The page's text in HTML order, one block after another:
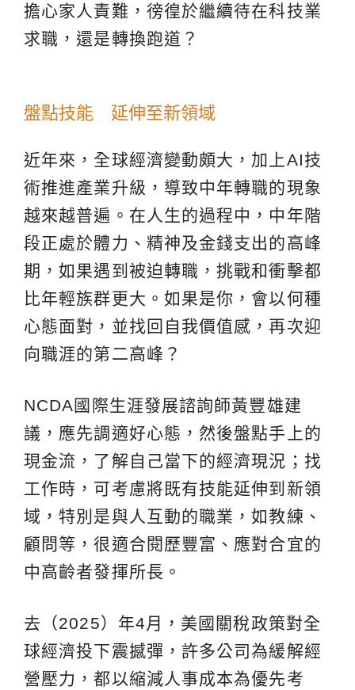
擔心家人責難，徬徨於繼續待在科技業
求職，還是轉換跑道？
盤點技能 延伸至新領域
近年來，全球經濟變動頗大，加上AI技
術推進產業升級，導致中年轉職的現象
越來越普遍。在人生的過程中，中年階
段正處於體力、精神及金錢支出的高峰
期，如果遇到被迫轉職，挑戰和衝擊都
比年輕族群更大。如果是你，會以何種
心態面對，並找回自我價值感，再次迎
向職涯的第二高峰？
NCDA國際生涯發展諮詢師黃豐雄建
議，應先調適好心態，然後盤點手上的
現金流，了解自己當下的經濟現況；找
工作時，可考慮將既有技能延伸到新領
域，特別是與人互動的職業，如教練、
顧問等，很適合閱歷豐富、應對合宜的
中高齡者發揮所長。
去（2025）年4月，美國關稅政策對全
球經濟投下震撼彈，許多公司為緩解經
營壓力，都以縮減人事成本為優先考